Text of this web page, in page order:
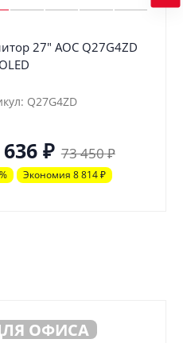
27" AOC Q27G4ZD
Q27G4ZD
₽ 73 450₽
Экономия 8 814₽
ОФИСА